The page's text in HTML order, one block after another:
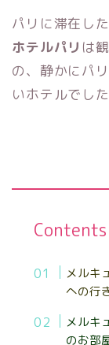
パリに滞在し
ホテルパリ は
の、静かにパ
いホテルでした
Contents
メルキ
への行
メルキ
のお部